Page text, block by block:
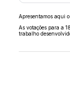
Apresentamos aqui
As votações para a
trabalho